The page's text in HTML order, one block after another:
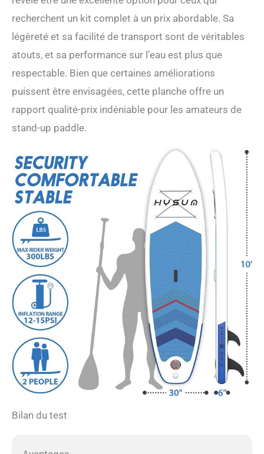
recherchent un kit complet à un prix abordable. Sa
légèreté et sa facilité de transport sont de véritables
atouts, et sa performance sur l’eau est plus que
respectable. Bien que certaines améliorations
puissent être envisagées, cette planche offre un
rapport qualité-prix indéniable pour les amateurs de
stand-up paddle.
Bilan du test